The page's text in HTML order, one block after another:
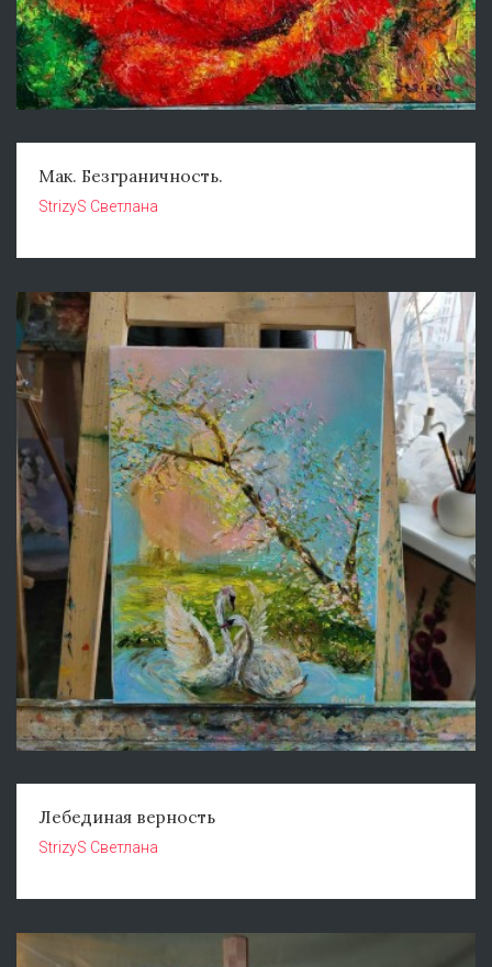
Мак. Безграничность.
StrizyS Светлана
Лебединая верность
StrizyS Светлана